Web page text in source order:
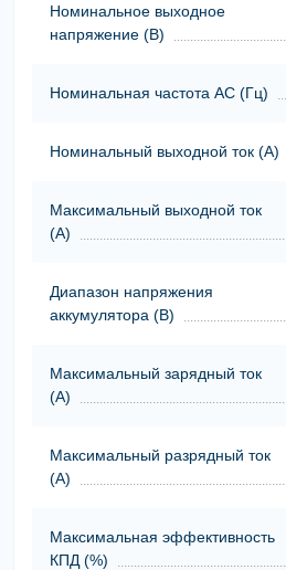
Номинальное выходное
напряжение (В)
Номинальная частота АС (Гц)
Номинальный выходной ток (А)
Максимальный выходной ток
(А)
Диапазон напряжения
аккумулятора (В)
Максимальный зарядный ток
(А)
Максимальный разрядный ток
(А)
Максимальная эффективность
КПД (%)